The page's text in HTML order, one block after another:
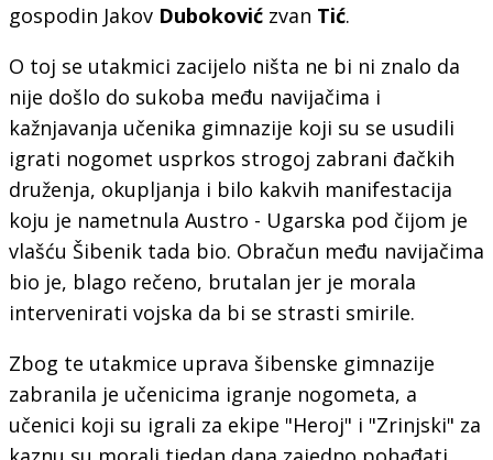
gospodin Jakov Duboković zvan Tić.
O toj se utakmici zacijelo ništa ne bi ni znalo da
nije došlo do sukoba među navijačima i
kažnjavanja učenika gimnazije koji su se usudili
igrati nogomet usprkos strogoj zabrani đačkih
druženja, okupljanja i bilo kakvih manifestacija
koju je nametnula Austro - Ugarska pod čijom je
vlašću Šibenik tada bio. Obračun među navijačima
bio je, blago rečeno, brutalan jer je morala
intervenirati vojska da bi se strasti smirile.
Zbog te utakmice uprava šibenske gimnazije
zabranila je učenicima igranje nogometa, a
učenici koji su igrali za ekipe "Heroj" i "Zrinjski" za